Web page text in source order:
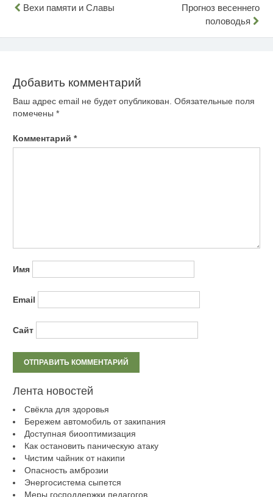
Навигация
Вехи памяти и Славы
Прогноз весеннего
половодья
Добавить комментарий
Ваш адрес email не будет опубликован. Обязательные поля
помечены *
Комментарий *
Имя
Email
Сайт
Лента новостей
Свёкла для здоровья
Бережем автомобиль от закипания
Доступная биооптимизация
Как остановить паническую атаку
Чистим чайник от накипи
Опасность амброзии
Энергосистема сыпется
Меры господдержки педагогов